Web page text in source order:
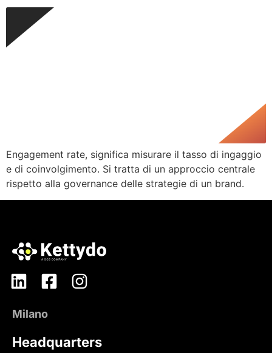
Engagement rate, significa misurare il tasso di ingaggio
e di coinvolgimento. Si tratta di un approccio centrale
rispetto alla governance delle strategie di un brand.
Milano
Headquarters